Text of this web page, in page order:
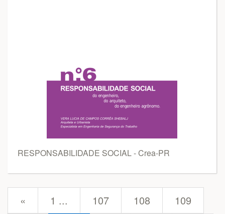
RESPONSABILIDADE SOCIAL - Crea-PR
« 1 ... 107 108
109